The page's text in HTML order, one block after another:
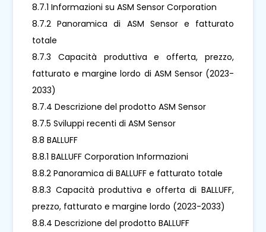
8.7.1 Informazioni su ASM Sensor Corporation
8.7.2 Panoramica di ASM Sensor e fatturato
totale
8.7.3 Capacità produttiva e offerta, prezzo,
fatturato e margine lordo di ASM Sensor (2023-
2033)
8.7.4 Descrizione del prodotto ASM Sensor
8.7.5 Sviluppi recenti di ASM Sensor
8.8 BALLUFF
8.8.1 BALLUFF Corporation Informazioni
8.8.2 Panoramica di BALLUFF e fatturato totale
8.8.3 Capacità produttiva e offerta di BALLUFF,
prezzo, fatturato e margine lordo (2023-2033)
8.8.4 Descrizione del prodotto BALLUFF